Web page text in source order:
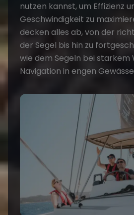
nutzen kannst, um Effizienz
Geschwindigkeit zu
decken alles ab, von der
der Segel bis hin zu
wie dem Segeln bei starkem
Navigation in engen